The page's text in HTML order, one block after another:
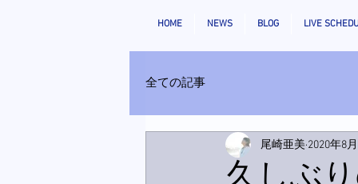
HOME NEWS BLOG LIVE
全ての記事
尾崎亜美 2020年8